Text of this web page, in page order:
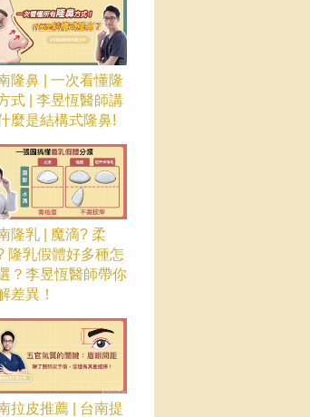
隆鼻 | 一次看懂隆
式 | 李昱恆醫師講
麼是結構式隆鼻!
隆乳 | 魔滴? 柔
隆乳假體好多種怎
？李昱恆醫師帶你
差異！
拉皮推薦 | 台南提